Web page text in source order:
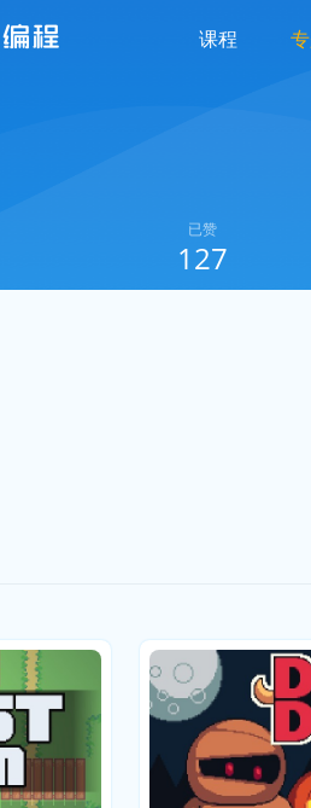
课程
已赞
127